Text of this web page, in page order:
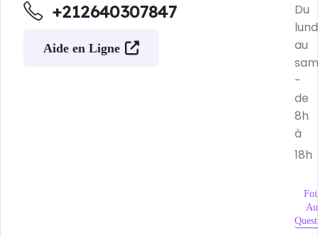
+212640307847
Aide en Ligne
Du
au
-
de
8h
à
18h